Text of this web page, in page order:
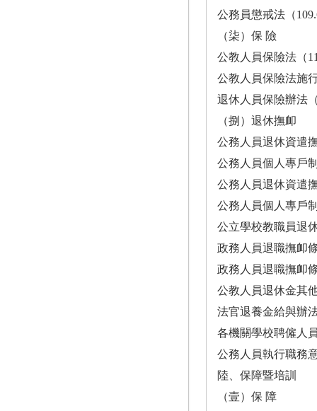
公務員懲戒法（109.6.10
（柒）保 險
公教人員保險法（113.1.3
公教人員保險法施行細
退休人員保險辦法（
（捌）退休撫卹
公務人員退休資遣撫卹
公務人員個人專戶制
公務人員退休資遣撫
公務人員個人專戶
公立學校教職員退休
政務人員退職撫卹條例
政務人員退職撫卹條例
公教人員退休金其
法官退養金給與辦法（
各機關學校聘僱人員
公務人員執行職務
陸、保障暨培訓
（壹）保 障